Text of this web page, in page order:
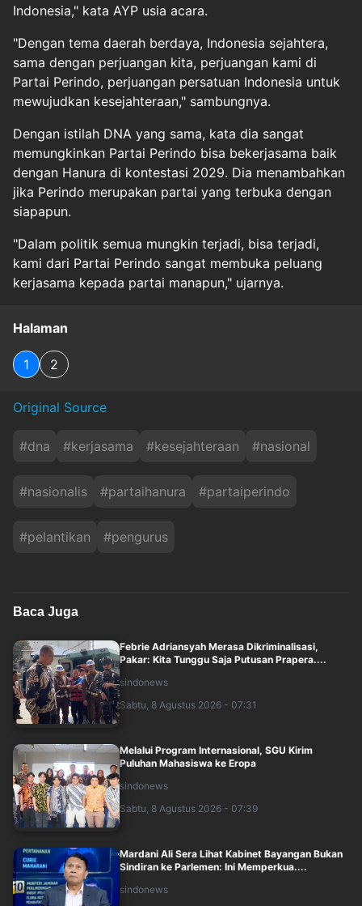
Indonesia," kata AYP usia acara.
"Dengan tema daerah berdaya, Indonesia sejahtera,
sama dengan perjuangan kita, perjuangan kami di
Partai Perindo, perjuangan persatuan Indonesia untuk
mewujudkan kesejahteraan," sambungnya.
Dengan istilah DNA yang sama, kata dia sangat
memungkinkan Partai Perindo bisa bekerjasama baik
dengan Hanura di kontestasi 2029. Dia menambahkan
jika Perindo merupakan partai yang terbuka dengan
siapapun.
"Dalam politik semua mungkin terjadi, bisa terjadi,
kami dari Partai Perindo sangat membuka peluang
kerjasama kepada partai manapun," ujarnya.
Halaman
1 2
Original Source
#dna #kerjasama #kesejahteraan #nasional
#nasionalis #partaihanura #partaiperindo
#pelantikan #pengurus
Baca Juga
Febrie Adriansyah Merasa Dikriminalisasi,
Pakar: Kita Tunggu Saja Putusan Prapera....
sindonews
Sabtu, 8 Agustus 2026 - 07:31
Melalui Program Internasional, SGU Kirim
Puluhan Mahasiswa ke Eropa
sindonews
Sabtu, 8 Agustus 2026 - 07:39
Mardani Ali Sera Lihat Kabinet Bayangan Bukan
Sindiran ke Parlemen: Ini Memperkua....
sindonews